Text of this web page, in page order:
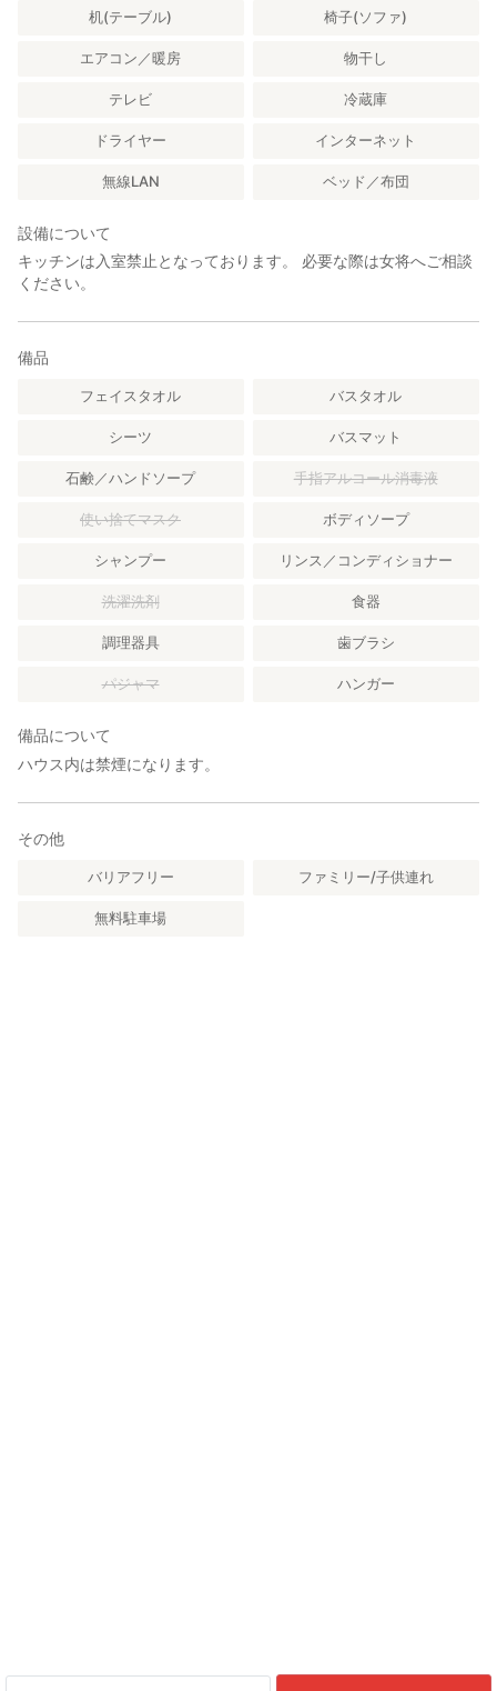
机(テーブル) 椅子(ソファ)
エアコン／暖房 物干し
テレビ 冷蔵庫
ドライヤー インターネット
無線LAN ベッド／布団
設備について
キッチンは入室禁止となっております。 必要な際は女将へご相談
ください。
備品
フェイスタオル バスタオル
シーツ バスマット
石鹸／ハンドソープ 手指アルコール消毒液
使い捨てマスク ボディソープ
シャンプー リンス／コンディショナー
洗濯洗剤 食器
調理器具 歯ブラシ
パジャマ ハンガー
備品について
ハウス内は禁煙になります。
その他
バリアフリー ファミリー/子供連れ
無料駐車場